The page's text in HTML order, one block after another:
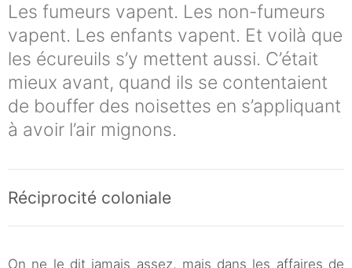
Les fumeurs vapent. Les non-fumeurs
vapent. Les enfants vapent. Et voilà que
les écureuils s’y mettent aussi. C’était
mieux avant, quand ils se contentaient
de bouffer des noisettes en s’appliquant
à avoir l’air mignons.
Réciprocité coloniale
On ne le dit jamais assez, mais dans les affaires de